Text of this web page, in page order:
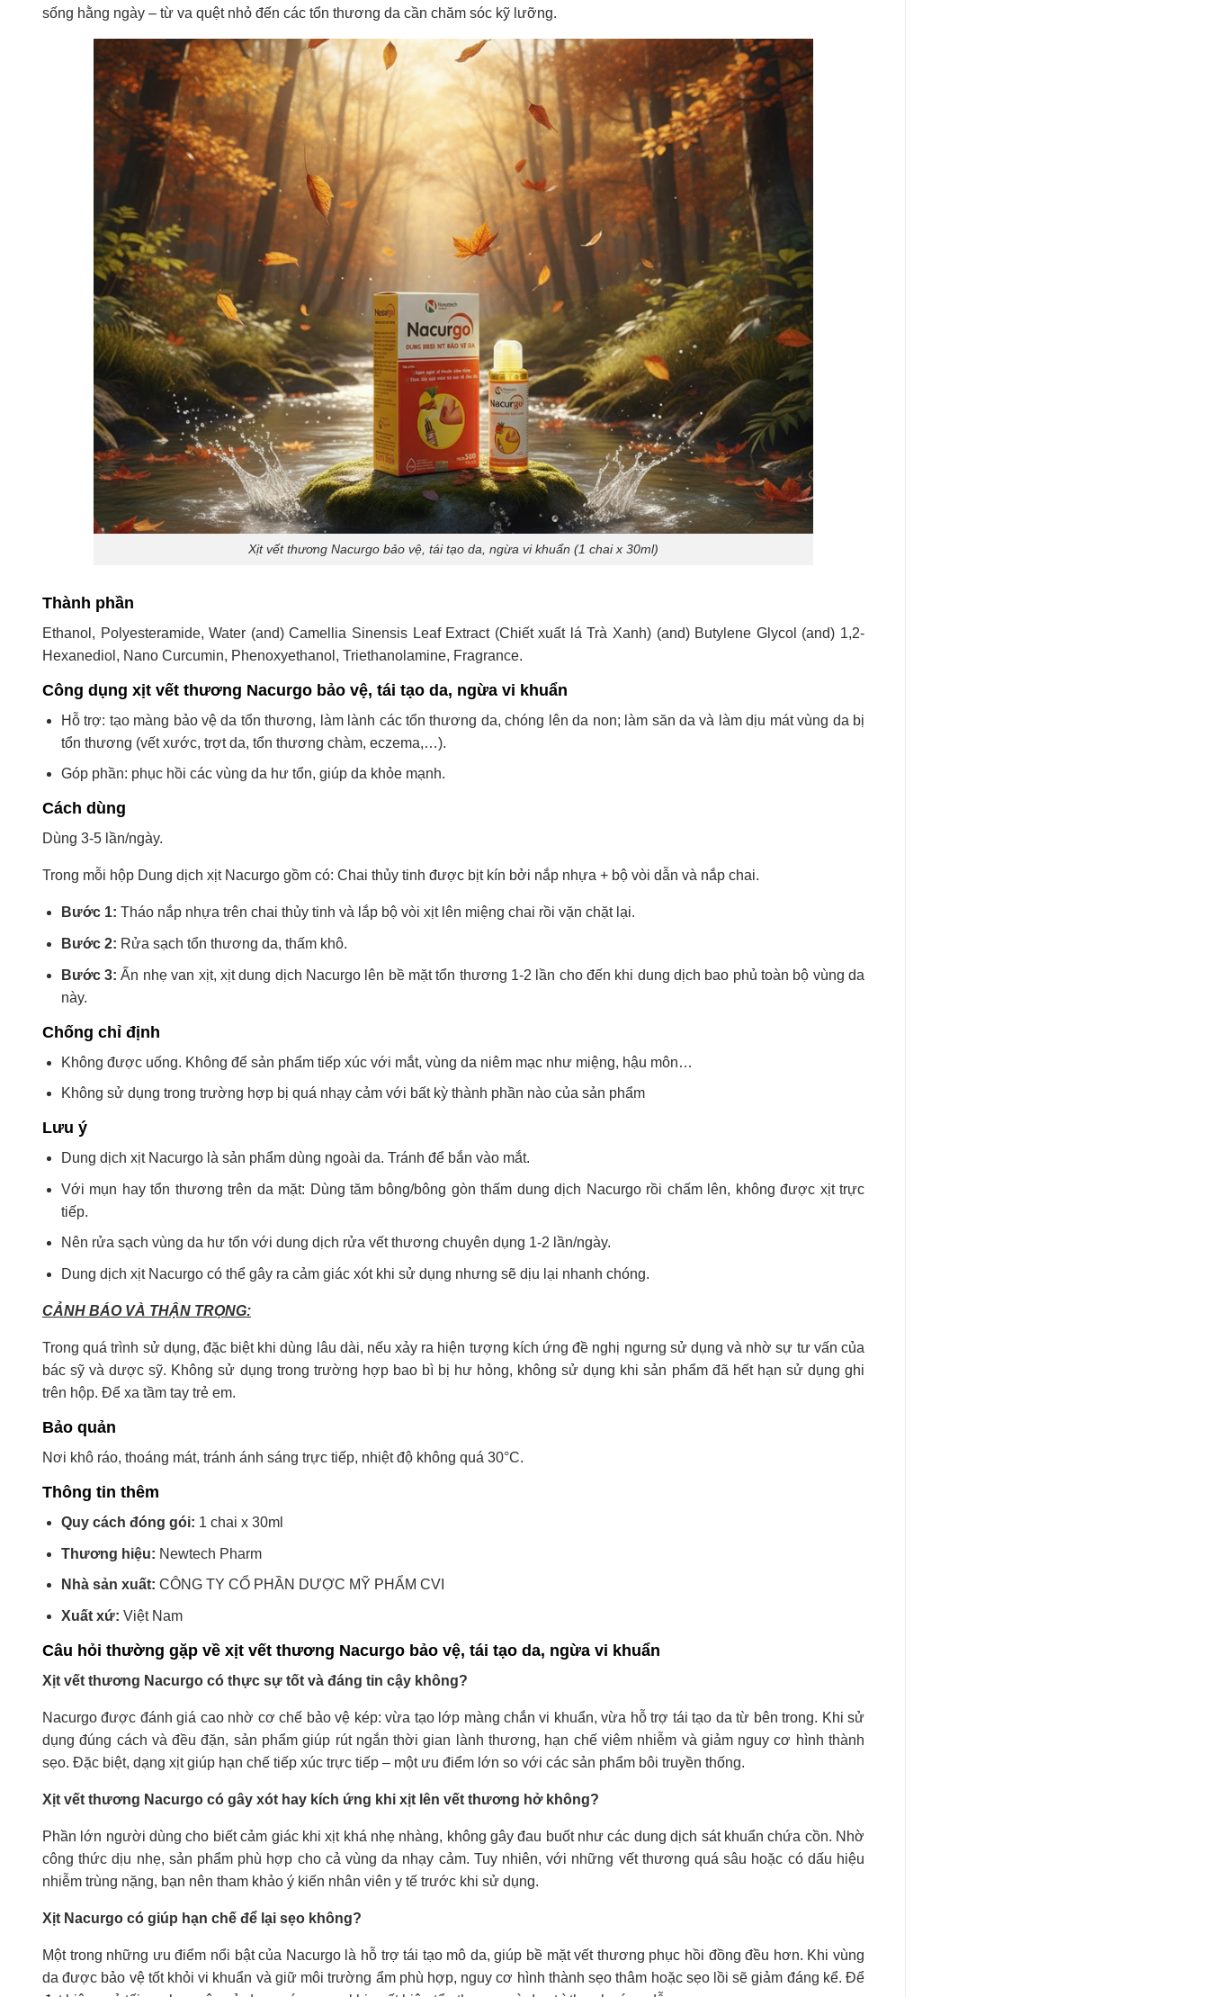
sống hằng ngày – từ va quệt nhỏ đến các tổn thương da cần chăm sóc kỹ lưỡng.
Xịt vết thương Nacurgo bảo vệ, tái tạo da, ngừa vi khuẩn (1 chai x 30ml)
Thành phần
Ethanol, Polyesteramide, Water (and) Camellia Sinensis Leaf Extract (Chiết xuất lá Trà Xanh) (and) Butylene Glycol (and) 1,2-
Hexanediol, Nano Curcumin, Phenoxyethanol, Triethanolamine, Fragrance.
Công dụng xịt vết thương Nacurgo bảo vệ, tái tạo da, ngừa vi khuẩn
Hỗ trợ: tạo màng bảo vệ da tổn thương, làm lành các tổn thương da, chóng lên da non; làm săn da và làm dịu mát vùng da bị
tổn thương (vết xước, trợt da, tổn thương chàm, eczema,…).
Góp phần: phục hồi các vùng da hư tổn, giúp da khỏe mạnh.
Cách dùng
Dùng 3-5 lần/ngày.
Trong mỗi hộp Dung dịch xịt Nacurgo gồm có: Chai thủy tinh được bịt kín bởi nắp nhựa + bộ vòi dẫn và nắp chai.
Bước 1: Tháo nắp nhựa trên chai thủy tinh và lắp bộ vòi xịt lên miệng chai rồi vặn chặt lại.
Bước 2: Rửa sạch tổn thương da, thấm khô.
Bước 3:Ấn nhẹ van xịt, xịt dung dịch Nacurgo lên bề mặt tổn thương 1-2 lần cho đến khi dung dịch bao phủ toàn bộ vùng da
này.
Chống chỉ định
Không được uống. Không để sản phẩm tiếp xúc với mắt, vùng da niêm mạc như miệng, hậu môn…
Không sử dụng trong trường hợp bị quá nhạy cảm với bất kỳ thành phần nào của sản phẩm
Lưu ý
Dung dịch xịt Nacurgo là sản phẩm dùng ngoài da. Tránh để bắn vào mắt.
Với mụn hay tổn thương trên da mặt: Dùng tăm bông/bông gòn thấm dung dịch Nacurgo rồi chấm lên, không được xịt trực
tiếp.
Nên rửa sạch vùng da hư tổn với dung dịch rửa vết thương chuyên dụng 1-2 lần/ngày.
Dung dịch xịt Nacurgo có thể gây ra cảm giác xót khi sử dụng nhưng sẽ dịu lại nhanh chóng.
CẢNH BÁO VÀ THẬN TRỌNG:
Trong quá trình sử dụng, đặc biệt khi dùng lâu dài, nếu xảy ra hiện tượng kích ứng đề nghị ngưng sử dụng và nhờ sự tư vấn của
bác sỹ và dược sỹ. Không sử dụng trong trường hợp bao bì bị hư hỏng, không sử dụng khi sản phẩm đã hết hạn sử dụng ghi
trên hộp. Để xa tầm tay trẻ em.
Bảo quản
Nơi khô ráo, thoáng mát, tránh ánh sáng trực tiếp, nhiệt độ không quá 30°C.
Thông tin thêm
Quy cách đóng gói: 1 chai x 30ml
Thương hiệu: Newtech Pharm
Nhà sản xuất: CÔNG TY CỔ PHẦN DƯỢC MỸ PHẨM CVI
Xuất xứ: Việt Nam
Câu hỏi thường gặp về xịt vết thương Nacurgo bảo vệ, tái tạo da, ngừa vi khuẩn
Xịt vết thương Nacurgo có thực sự tốt và đáng tin cậy không?
Nacurgo được đánh giá cao nhờ cơ chế bảo vệ kép: vừa tạo lớp màng chắn vi khuẩn, vừa hỗ trợ tái tạo da từ bên trong. Khi sử
dụng đúng cách và đều đặn, sản phẩm giúp rút ngắn thời gian lành thương, hạn chế viêm nhiễm và giảm nguy cơ hình thành
sẹo. Đặc biệt, dạng xịt giúp hạn chế tiếp xúc trực tiếp – một ưu điểm lớn so với các sản phẩm bôi truyền thống.
Xịt vết thương Nacurgo có gây xót hay kích ứng khi xịt lên vết thương hở không?
Phần lớn người dùng cho biết cảm giác khi xịt khá nhẹ nhàng, không gây đau buốt như các dung dịch sát khuẩn chứa cồn. Nhờ
công thức dịu nhẹ, sản phẩm phù hợp cho cả vùng da nhạy cảm. Tuy nhiên, với những vết thương quá sâu hoặc có dấu hiệu
nhiễm trùng nặng, bạn nên tham khảo ý kiến nhân viên y tế trước khi sử dụng.
Xịt Nacurgo có giúp hạn chế để lại sẹo không?
Một trong những ưu điểm nổi bật của Nacurgo là hỗ trợ tái tạo mô da, giúp bề mặt vết thương phục hồi đồng đều hơn. Khi vùng
da được bảo vệ tốt khỏi vi khuẩn và giữ môi trường ẩm phù hợp, nguy cơ hình thành sẹo thâm hoặc sẹo lồi sẽ giảm đáng kể. Để